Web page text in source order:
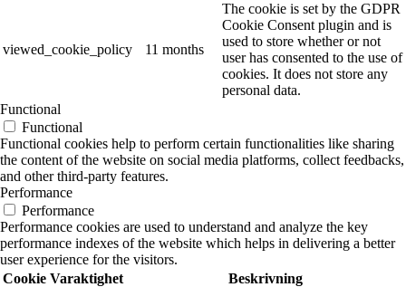
viewed_cookie_policy 11 months
The cookie is set by the GDPR
Cookie Consent plugin and is
used to store whether or not
user has consented to the use of
cookies. It does not store any
personal data.
Functional
Functional
Functional cookies help to perform certain functionalities like sharing
the content of the website on social media platforms, collect feedbacks,
and other third-party features.
Performance
Performance
Performance cookies are used to understand and analyze the key
performance indexes of the website which helps in delivering a better
user experience for the visitors.
Cookie Varaktighet Beskrivning